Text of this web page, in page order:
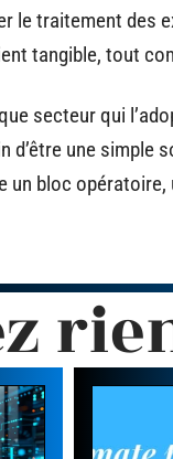
le traitement des
tangible, tout
secteur qui
d’être une simple
un bloc